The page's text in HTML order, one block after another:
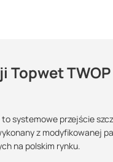
systemowe przejście
z modyfikowanej
na polskim rynku.
dla pionu